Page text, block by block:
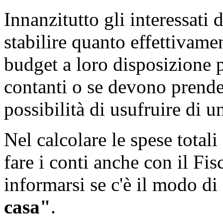
Innanzitutto gli interessati
stabilire quanto
budget a loro disposizione
contanti o se devono
possibilità di usufruire di
Nel calcolare le spese
fare i conti anche con il
informarsi se c'è il modo
casa".